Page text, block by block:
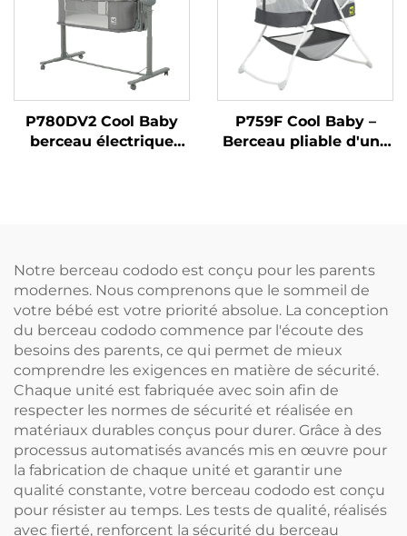
P780DV2 Cool Baby
berceau électrique
P759F Cool Baby –
Berceau pliable d'une
Notre berceau cododo est conçu pour les parents
modernes. Nous comprenons que le sommeil de
votre bébé est votre priorité absolue. La conception
du berceau cododo commence par l'écoute des
besoins des parents, ce qui permet de mieux
comprendre les exigences en matière de sécurité.
Chaque unité est fabriquée avec soin afin de
respecter les normes de sécurité et réalisée en
matériaux durables conçus pour durer. Grâce à des
processus automatisés avancés mis en œuvre pour
la fabrication de chaque unité et garantir une
qualité constante, votre berceau cododo est conçu
pour résister au temps. Les tests de qualité, réalisés
avec fierté, renforcent la sécurité du berceau